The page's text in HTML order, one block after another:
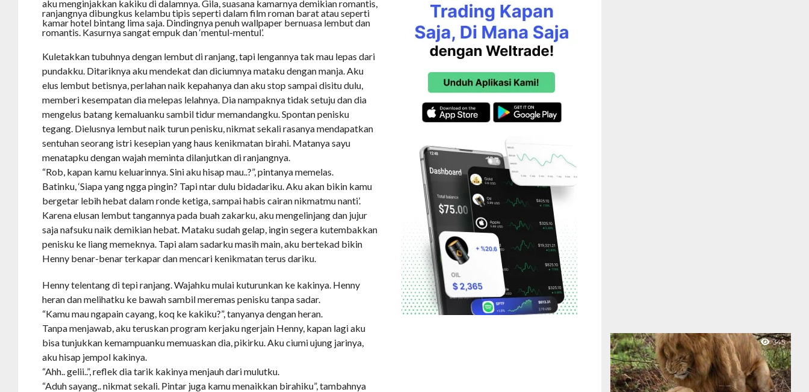
aku menginjakkan kakiku di dalamnya. Gila, suasana kamarnya demikian romantis,
ranjangnya dibungkus kelambu tipis seperti dalam film roman barat atau seperti
kamar hotel bintang lima saja. Dindingnya penuh wallpaper bernuasa lembut dan
romantis. Kasurnya sangat empuk dan ‘mentul-mentul’.
Kuletakkan tubuhnya dengan lembut di ranjang, tapi lengannya tak mau lepas dari
pundakku. Ditariknya aku mendekat dan diciumnya mataku dengan manja. Aku
elus lembut betisnya, perlahan naik kepahanya dan aku stop sampai disitu dulu,
memberi kesempatan dia melepas lelahnya. Dia nampaknya tidak setuju dan dia
mengelus batang kemaluanku sambil tidur memandangku. Spontan penisku
tegang. Dielusnya lembut naik turun penisku, nikmat sekali rasanya mendapatkan
sentuhan seorang istri kesepian yang haus kenikmatan birahi. Matanya sayu
menatapku dengan wajah meminta dilanjutkan di ranjangnya.
“Rob, kapan kamu keluarinnya. Sini aku hisap mau..?”, pintanya memelas.
Batinku, ‘Siapa yang ngga pingin? Tapi ntar dulu bidadariku. Aku akan bikin kamu
bergetar lebih hebat dalam ronde ketiga, sampai habis cairan nikmatmu nanti’.
Karena elusan lembut tangannya pada buah zakarku, aku mengelinjang dan jujur
saja nafsuku naik demikian hebat. Mataku sudah gelap, ingin segera kutembakkan
penisku ke liang memeknya. Tapi alam sadarku masih main, aku bertekad bikin
Henny benar-benar terkapar dan mencari kenikmatan terus dariku.
Henny telentang di tepi ranjang. Wajahku mulai kuturunkan ke kakinya. Henny
heran dan melihatku ke bawah sambil meremas penisku tanpa sadar.
“Kamu mau ngapain cayang, koq ke kakiku?”, tanyanya dengan heran.
Tanpa menjawab, aku teruskan program kerjaku ngerjain Henny, kapan lagi aku
bisa tunjukkan kemampuanku memuaskan dia, pikirku. Aku ciumi ujung jarinya,
aku hisap jempol kakinya.
“Ahh.. gelii..”, reflek dia tarik kakinya menjauh dari mulutku.
“Aduh sayang.. nikmat sekali. Pintar juga kamu menaikkan birahiku”, tambahnya
345